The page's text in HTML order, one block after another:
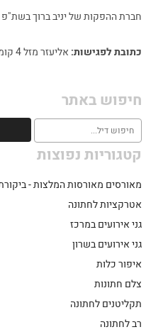
חברת ההפקות של יניב ברוך
כתובת לפגישות: אליעזר מזל 4 קומה 1 ראשל"צ מערב.
חיפוש באתר
קטגוריות נפוצות
מאורסים מאורסות המלצות - ביקורת
אטרקציות לחתונה
גני אירועים במרכז
גני אירועים בשרון
איפור כלות
צלם חתונות
תקליטנים לחתונה
רב לחתונה